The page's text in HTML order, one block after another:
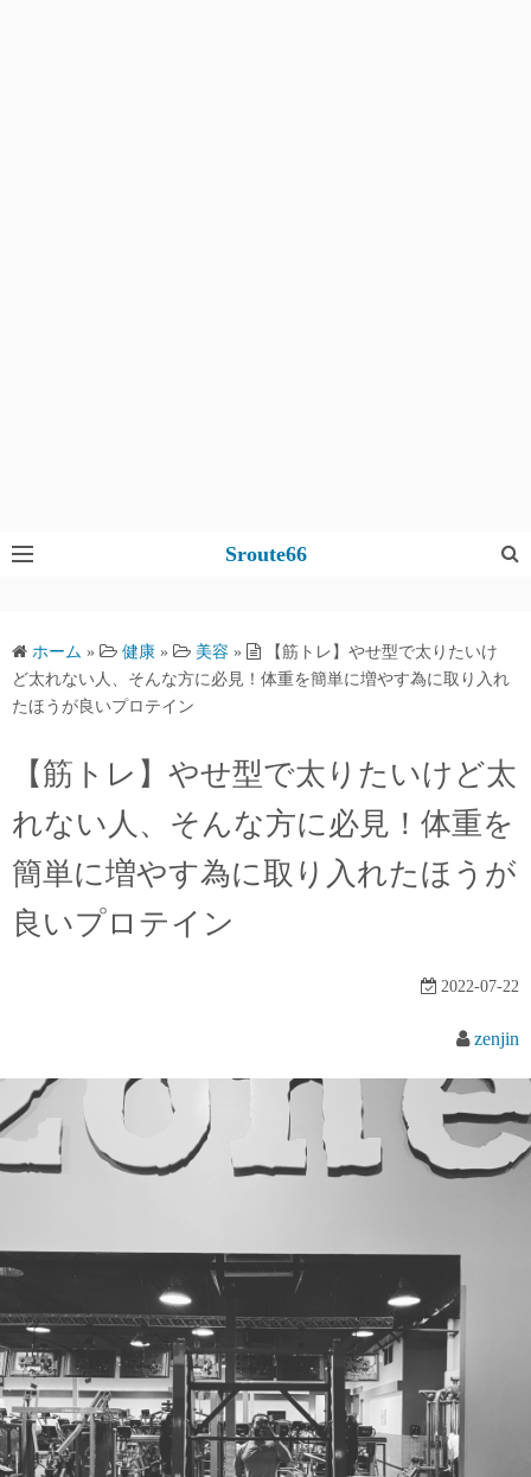
コ
ツ
へ
プ
Sroute66
ホーム » 健康 » 美容 »
【筋トレ】やせ型で太りたいけ
ど太れない人、そんな方に必見！体重を簡単に増やす為に取り入れ
たほうが良いプロテイン
【筋トレ】やせ型で太りたいけど太
れない人、そんな方に必見！体重を
簡単に増やす為に取り入れたほうが
良いプロテイン
2022-07-22
zenjin